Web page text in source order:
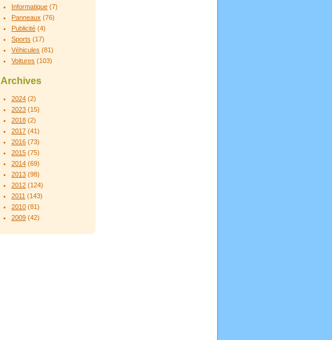
Informatique (7)
Panneaux (76)
Publicité (4)
Sports (17)
Véhicules (81)
Voitures (103)
Archives
2024 (2)
2023 (15)
2018 (2)
2017 (41)
2016 (73)
2015 (75)
2014 (69)
2013 (98)
2012 (124)
2011 (143)
2010 (81)
2009 (42)